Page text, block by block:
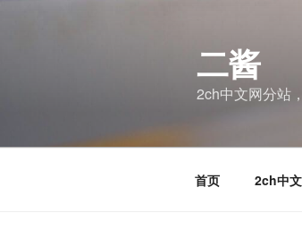
二酱
2ch中文网分站
首页 2ch中